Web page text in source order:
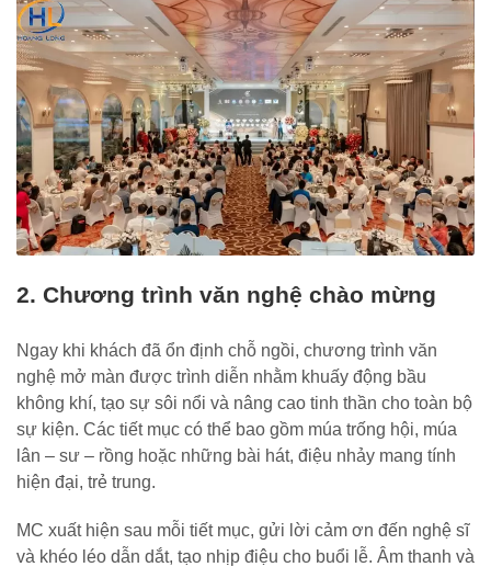
2. Chương trình văn nghệ chào mừng
Ngay khi khách đã ổn định chỗ ngồi, chương trình văn
nghệ mở màn được trình diễn nhằm khuấy động bầu
không khí, tạo sự sôi nổi và nâng cao tinh thần cho toàn bộ
sự kiện. Các tiết mục có thể bao gồm múa trống hội, múa
lân – sư – rồng hoặc những bài hát, điệu nhảy mang tính
hiện đại, trẻ trung.
MC xuất hiện sau mỗi tiết mục, gửi lời cảm ơn đến nghệ sĩ
và khéo léo dẫn dắt, tạo nhịp điệu cho buổi lễ. Âm thanh và